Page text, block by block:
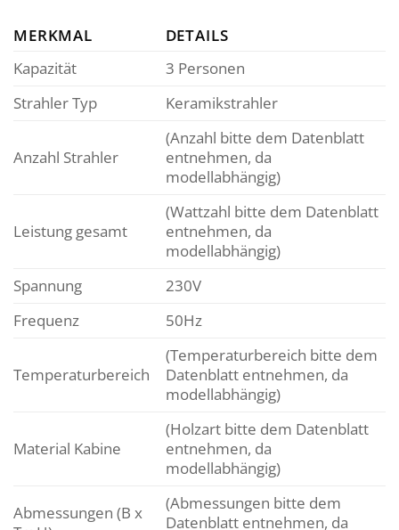
MERKMAL
DETAILS
Kapazität
3 Personen
Strahler Typ
Keramikstrahler
Anzahl Strahler
(Anzahl bitte dem Datenblatt
entnehmen, da
modellabhängig)
Leistung gesamt
(Wattzahl bitte dem Datenblatt
entnehmen, da
modellabhängig)
Spannung
230V
Frequenz
50Hz
Temperaturbereich
(Temperaturbereich bitte dem
Datenblatt entnehmen, da
modellabhängig)
Material Kabine
(Holzart bitte dem Datenblatt
entnehmen, da
modellabhängig)
Abmessungen (B x
(Abmessungen bitte dem
Datenblatt entnehmen, da